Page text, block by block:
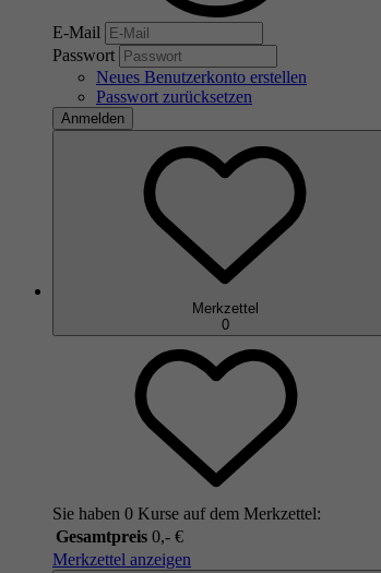
E-Mail
Passwort
Neues Benutzerkonto erstellen
Passwort zurücksetzen
Anmelden
Merkzettel
0
Sie haben 0 Kurse auf dem Merkzettel:
Gesamtpreis 0,- €
Merkzettel anzeigen